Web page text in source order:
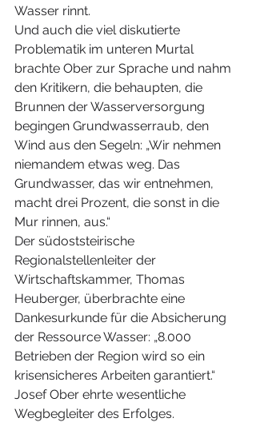
Wasser rinnt.
Und auch die viel diskutierte
Problematik im unteren Murtal
brachte Ober zur Sprache und nahm
den Kritikern, die behaupten, die
Brunnen der Wasserversorgung
begingen Grundwasserraub, den
Wind aus den Segeln: „Wir nehmen
niemandem etwas weg. Das
Grundwasser, das wir entnehmen,
macht drei Prozent, die sonst in die
Mur rinnen, aus.“
Der südoststeirische
Regionalstellenleiter der
Wirtschaftskammer, Thomas
Heuberger, überbrachte eine
Dankesurkunde für die Absicherung
der Ressource Wasser: „8.000
Betrieben der Region wird so ein
krisensicheres Arbeiten garantiert.“
Josef Ober ehrte wesentliche
Wegbegleiter des Erfolges.